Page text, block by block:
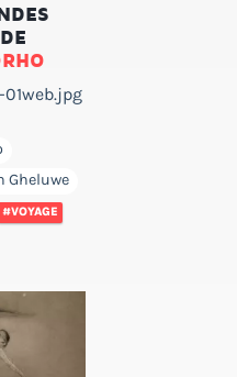
Gheluwe
#VOYAGE